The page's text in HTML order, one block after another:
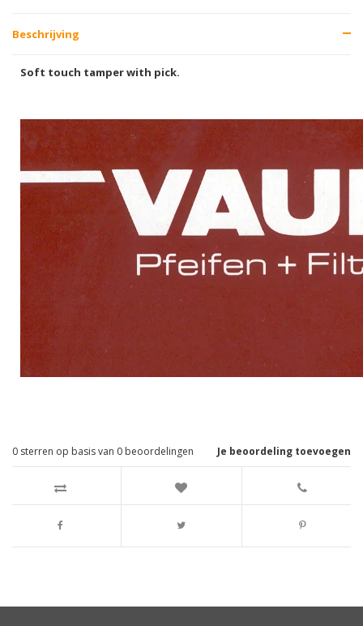
Beschrijving
Soft touch tamper with pick.
Je beoordeling toevoegen
0 sterren op basis van 0 beoordelingen